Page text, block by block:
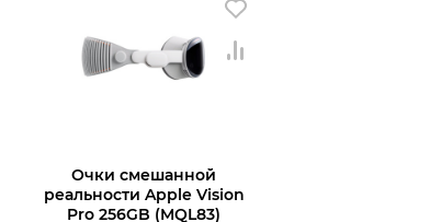
Очки смешанной
реальности Apple Vision
Pro 256GB (MQL83)